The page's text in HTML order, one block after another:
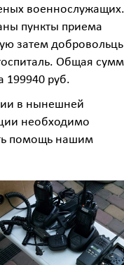
военнослужащих.
пункты приема
затем
Общая
199940 руб.
в нынешней
необходимо
помощь нашим